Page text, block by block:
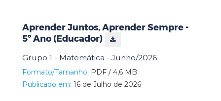
Aprender Juntos, Aprender Sempre -
5º Ano (Educador)
Grupo 1 - Matemática - Junho/2026
Formato/Tamanho: PDF / 4,6 MB
Publicado em: 16 de Julho de 2026